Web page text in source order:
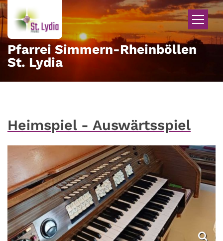
Zum Inhalt springen
Pfarrei Simmern-Rheinböllen
St. Lydia
Heimspiel - Auswärtsspiel